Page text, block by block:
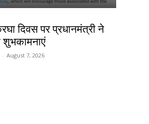
दिवस पर प्रधानमंत्री ने
शुभकामनाएं
- August 7, 2026